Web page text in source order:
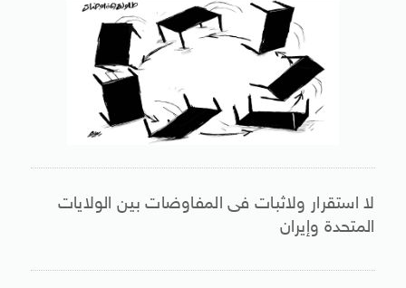
لا استقرار ولاثبات فى المفاوضات بين الولايات
المتحدة وإيران